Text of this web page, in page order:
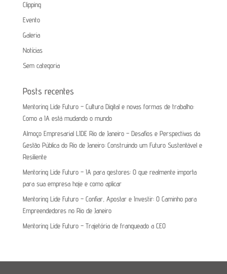
Clipping
Evento
Galeria
Notícias
Sem categoria
Posts recentes
Mentoring Lide Futuro – Cultura Digital e novas formas de trabalho:
Como a IA está mudando o mundo
Almoço Empresarial LIDE Rio de Janeiro – Desafios e Perspectivas da
Gestão Pública do Rio de Janeiro: Construindo um Futuro Sustentável e
Resiliente
Mentoring Lide Futuro – IA para gestores: O que realmente importa
para sua empresa hoje e como aplicar
Mentoring Lide Futuro – Confiar, Apostar e Investir: O Caminho para
Empreendedores no Rio de Janeiro
Mentoring Lide Futuro – Trajetória de franqueado a CEO